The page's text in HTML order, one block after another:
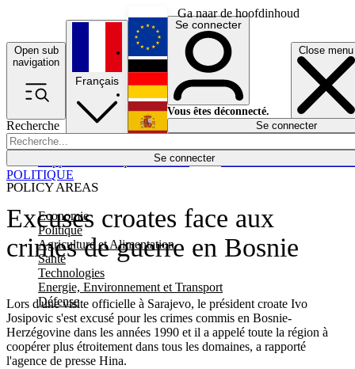
Ga naar de hoofdinhoud
Open sub
navigation
Close menu
Recherche
Se connecter
POLICY AREAS
Economie
Politique
Agriculture et Alimentation
Santé
Technologies
Energie, Environnement et Transport
Défense
Économie
Français
English
Deutsch
Español
Se connecter
Vous êtes déconnecté.
Se connecter
Excuses croates face aux
crimes de guerre en Bosnie
Lors d'une visite officielle à Sarajevo, le président croate Ivo
Josipovic s'est excusé pour les crimes commis en Bosnie-
Herzégovine dans les années 1990 et il a appelé toute la région à
coopérer plus étroitement dans tous les domaines, a rapporté
l'agence de presse Hina.
POLITIQUE